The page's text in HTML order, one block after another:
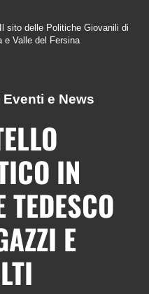
sito delle Politiche Giovanili di
e Valle del Fersina
Eventi e News
IN
TEDESCO
E